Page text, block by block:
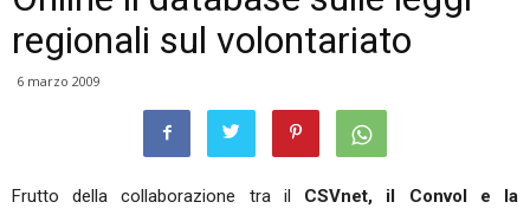
regionali sul volontariato
6 marzo 2009
Frutto della collaborazione tra il CSVnet, il Convol e la